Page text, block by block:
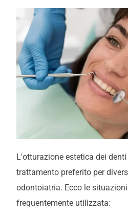
L'otturazione estetica dei
trattamento preferito per
odontoiatria. Ecco le
frequentemente utilizzata: